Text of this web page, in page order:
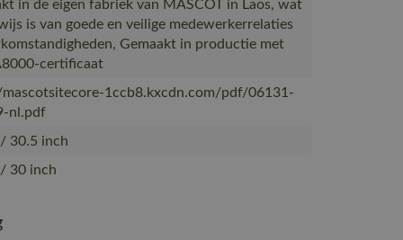
in de eigen fabriek van MASCOT in Laos, wat
is van goede en veilige medewerkerrelaties
Gemaakt in productie met
certificaat
mascotsitecore-1ccb8.kxcdn.com/pdf/06131-
nl.pdf
30.5 inch
30 inch